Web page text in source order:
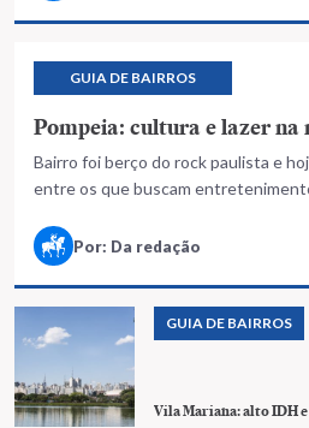
GUIA DE BAIRROS
Pompeia: cultura e lazer na
Bairro foi berço do rock paulista e
entre os que buscam
Por: Da redação
GUIA DE BAIRROS
Vila Mariana: alto IDH